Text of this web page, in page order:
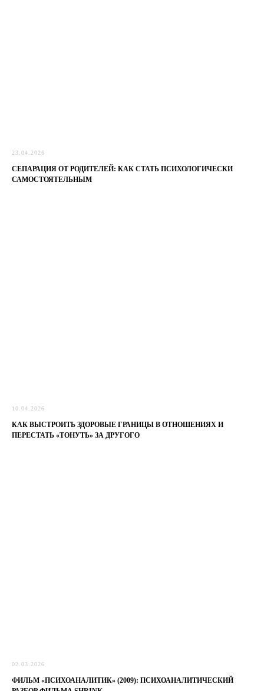
23.04.2026
СЕПАРАЦИЯ ОТ РОДИТЕЛЕЙ: КАК СТАТЬ ПСИХОЛОГИЧЕСКИ
САМОСТОЯТЕЛЬНЫМ
10.04.2026
КАК ВЫСТРОИТЬ ЗДОРОВЫЕ ГРАНИЦЫ В ОТНОШЕНИЯХ И
ПЕРЕСТАТЬ «ТОНУТЬ» ЗА ДРУГОГО
02.03.2026
ФИЛЬМ «ПСИХОАНАЛИТИК» (2009): ПСИХОАНАЛИТИЧЕСКИЙ